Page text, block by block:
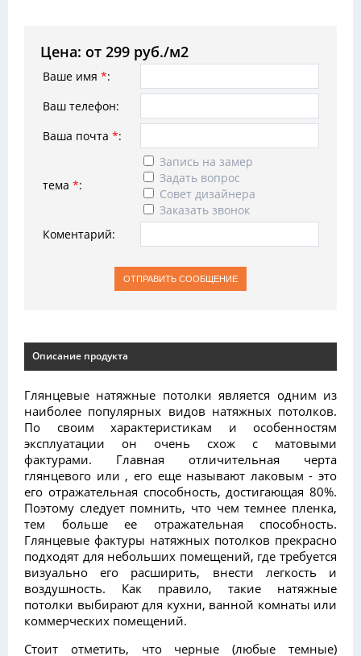
Цена: от 299 руб./м2
Ваше имя *:
Ваш телефон:
Ваша почта *:
тема *:
Запись на замер
Задать вопрос
Совет дизайнера
Заказать звонок
Коментарий:
Описание продукта
Глянцевые натяжные потолки является одним из
наиболее популярных видов натяжных потолков.
По своим характеристикам и особенностям
эксплуатации он очень схож с матовыми
фактурами. Главная отличительная черта
глянцевого или , его еще называют лаковым - это
его отражательная способность, достигающая 80%.
Поэтому следует помнить, что чем темнее пленка,
тем больше ее отражательная способность.
Глянцевые фактуры натяжных потолков прекрасно
подходят для небольших помещений, где требуется
визуально его расширить, внести легкость и
воздушность. Как правило, такие натяжные
потолки выбирают для кухни, ванной комнаты или
коммерческих помещений.
Стоит отметить, что черные (любые темные)